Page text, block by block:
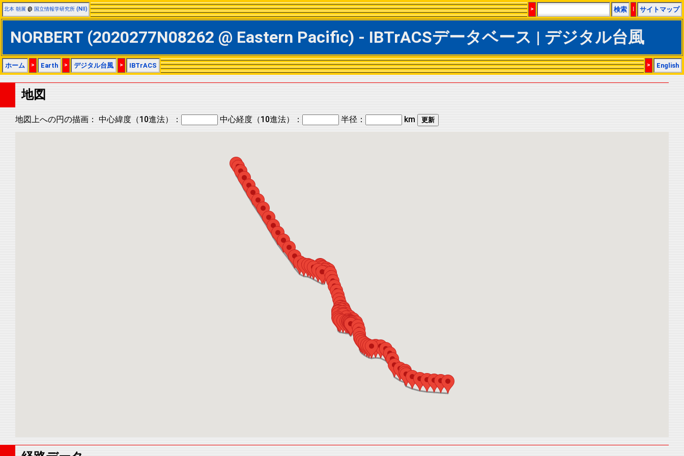
北本 朝展 @ 国立情報学研究所 (NII) > 検索 | サイトマップ
NORBERT (2020277N08262 @ Eastern Pacific) - IBTrACSデータベース | デジタル台風
ホーム > Earth > デジタル台風 > IBTrACS > English
地図
地図上への円の描画： 中心緯度（10進法）： 中心経度（10進法）： 半径： km